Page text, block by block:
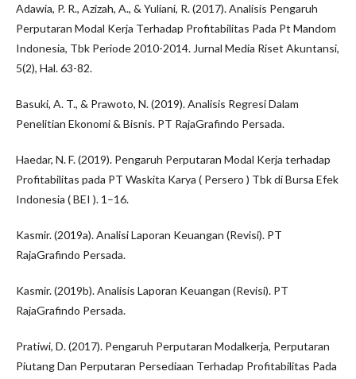
Adawia, P. R., Azizah, A., & Yuliani, R. (2017). Analisis Pengaruh
Perputaran Modal Kerja Terhadap Profitabilitas Pada Pt Mandom
Indonesia, Tbk Periode 2010-2014. Jurnal Media Riset Akuntansi,
5(2), Hal. 63-82.
Basuki, A. T., & Prawoto, N. (2019). Analisis Regresi Dalam
Penelitian Ekonomi & Bisnis. PT RajaGrafindo Persada.
Haedar, N. F. (2019). Pengaruh Perputaran Modal Kerja terhadap
Profitabilitas pada PT Waskita Karya ( Persero ) Tbk di Bursa Efek
Indonesia ( BEI ). 1–16.
Kasmir. (2019a). Analisi Laporan Keuangan (Revisi). PT
RajaGrafindo Persada.
Kasmir. (2019b). Analisis Laporan Keuangan (Revisi). PT
RajaGrafindo Persada.
Pratiwi, D. (2017). Pengaruh Perputaran Modalkerja, Perputaran
Piutang Dan Perputaran Persediaan Terhadap Profitabilitas Pada